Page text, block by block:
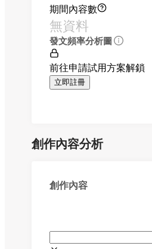
期間內容數
無資料
發文頻率分析圖
前往申請試用方案解鎖
立即註冊
創作內容分析
創作內容